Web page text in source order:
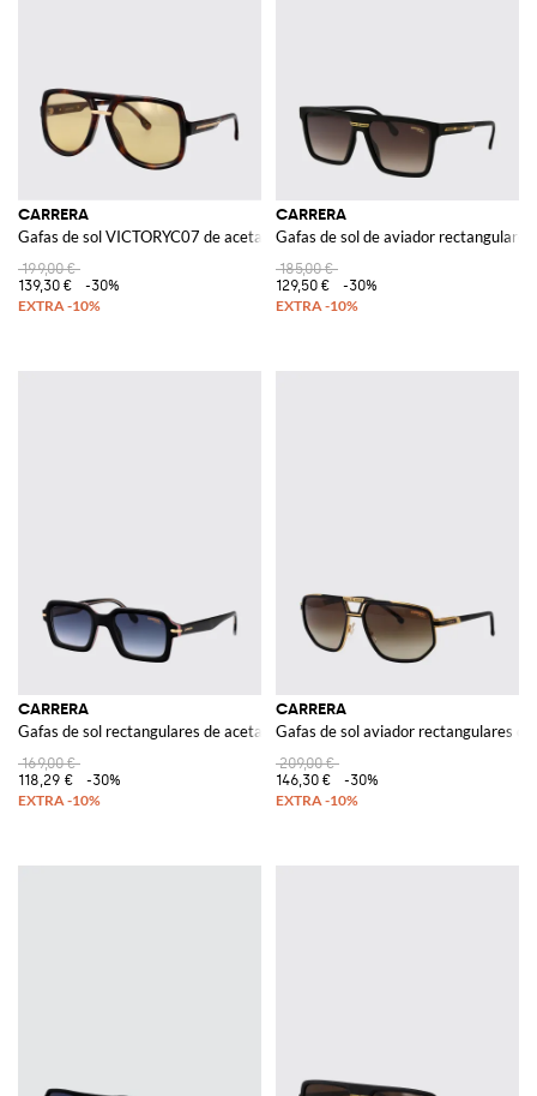
CARRERA
Gafas de sol VICTORYC07 de acetato
199,00 €
139,30 €
-30%
CARRERA
Gafas de sol de aviador
185,00 €
129,50 €
-30%
CARRERA
Gafas de sol rectangulares de acetato negro con lentes degradadas
169,00 €
118,29 €
-30%
CARRERA
Gafas de sol aviador rectangulares
209,00 €
146,30 €
-30%